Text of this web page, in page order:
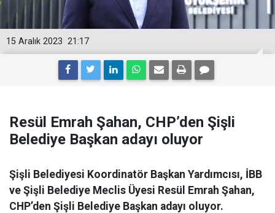
21:17
15 Aralık 2023
Resül Emrah Şahan, CHP’den Şişli
Belediye Başkan adayı oluyor
Şişli Belediyesi Koordinatör Başkan Yardımcısı, İBB
ve Şişli Belediye Meclis Üyesi Resül Emrah Şahan,
CHP’den Şişli Belediye Başkan adayı oluyor.